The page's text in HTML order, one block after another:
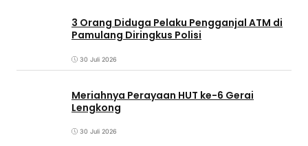
3 Orang Diduga Pelaku Pengganjal ATM di
Pamulang Diringkus Polisi
30 Juli 2026
Meriahnya Perayaan HUT ke-6 Gerai
Lengkong
30 Juli 2026